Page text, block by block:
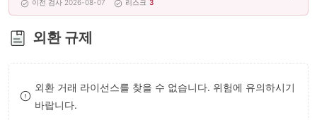
6
7
8
이전 검사 2026-08-07 리스크 3
외환 규제
외환 거래 라이선스를 찾을 수 없습니다. 위험에 유의하시기
바랍니다.